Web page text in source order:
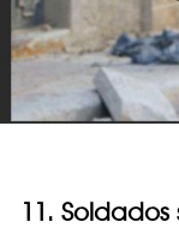
11.